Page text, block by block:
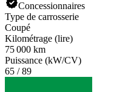
Concessionnaires
Type de carrosserie
Coupé
Kilométrage (lire)
75 000 km
Puissance (kW/CV)
65 / 89